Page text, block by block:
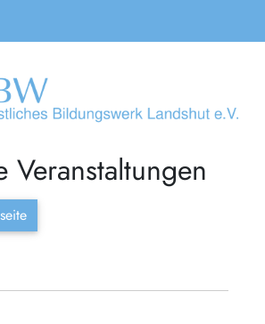
Veranstaltungen